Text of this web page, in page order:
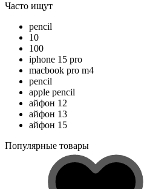
Часто ищут
pencil
10
100
iphone 15 pro
macbook pro m4
pencil
apple pencil
айфон 12
айфон 13
айфон 15
Популярные товары